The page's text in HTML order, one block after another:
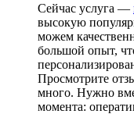
Сейчас услуга —
высокую
можем
большой опыт,
Просмотрите
много. Нужно
момента: